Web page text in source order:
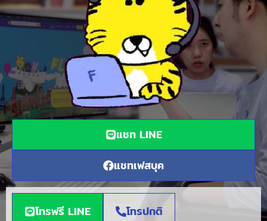
แชท LINE
แชทเฟสบุค
โทรฟรี LINE โทรปกติ